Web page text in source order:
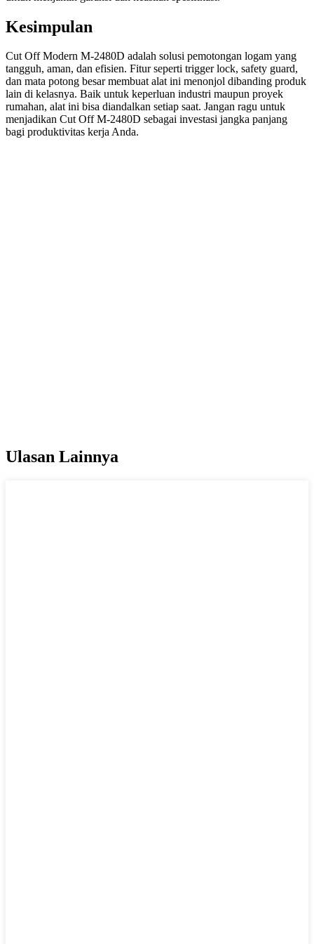
Kesimpulan
Cut Off Modern M-2480D adalah solusi pemotongan logam yang
tangguh, aman, dan efisien. Fitur seperti trigger lock, safety guard,
dan mata potong besar membuat alat ini menonjol dibanding produk
lain di kelasnya. Baik untuk keperluan industri maupun proyek
rumahan, alat ini bisa diandalkan setiap saat. Jangan ragu untuk
menjadikan Cut Off M-2480D sebagai investasi jangka panjang
bagi produktivitas kerja Anda.
Ulasan Lainnya